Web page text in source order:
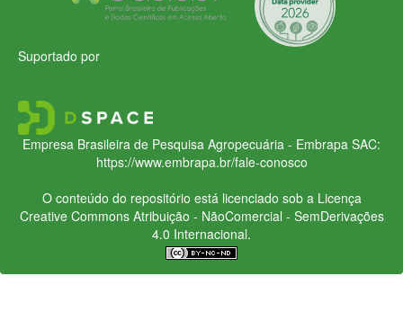
Suportado por
Empresa Brasileira de Pesquisa Agropecuária - Embrapa SAC:
https://www.embrapa.br/fale-conosco
O conteúdo do repositório está licenciado sob a Licença
Creative CommonsAtribuição - NãoComercial - SemDerivações
4.0 Internacional.